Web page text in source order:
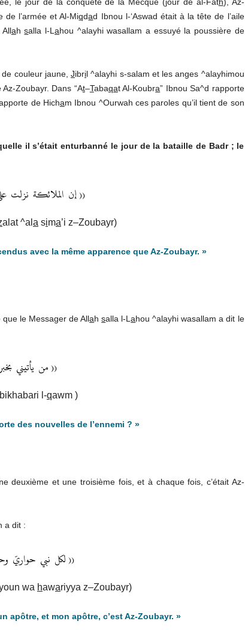
de l’armée et Al-Miqdad Ibnou l-‘Aswad était à la tête de l’aile
ahsalla l-Lahou ^alayhi wasallam a essuyé la poussière de
couleur jaune, Jibril ^alayhi s-salam et les anges ^alayhimou
Zoubayr. Dans “At–Tabaqat Al-Koubra” Ibnou Sa^d rapporte
de Hicham Ibnou ^Ourwah ces paroles qu’il tient de son
il s’était enturbanné le jour de la bataille de Badr ; le
((إن الملائكة نزلت
alat ^al a sima’i z–Zoubayr)
avec la même apparence que Az-Zoubayr. »
que le Messager de Allahsalla l-Lahou ^alayhi wasallam a dit le
((من يأتيني بخبر
bikhabari l-qawm )
des nouvelles de l’ennemi ? »
deuxième et une troisième fois, et à chaque fois, c’était Az-
a dit :
((لكل نبي حواريّ
wa hawariyya z–Zoubayr)
apôtre, et mon apôtre, c’est Az-Zoubayr. »